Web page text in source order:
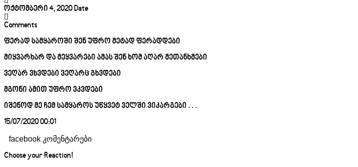
ოქტომბერი 4, 2020Date
Comments
ფერად სამყაროში შენ უფრო მეტად ფერადდები
მიყვარხარ და მეყვარები ამას შენ ხომ აღარ მეთანხმები
ვეღარ ვხვდები ვეღარც გხვდები
მგონი ამით უფრო ვკვდები
იშენოდ მე ჩემ სამყაროს უწყვეტ ველში ვიკარგები . . .
15/07/2020 00:01
facebook კომენტარები
Choose yourReaction!